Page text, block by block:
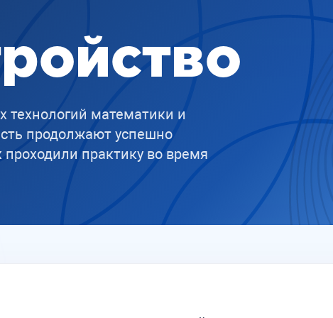
математики и
продолжают успешно
практику во время